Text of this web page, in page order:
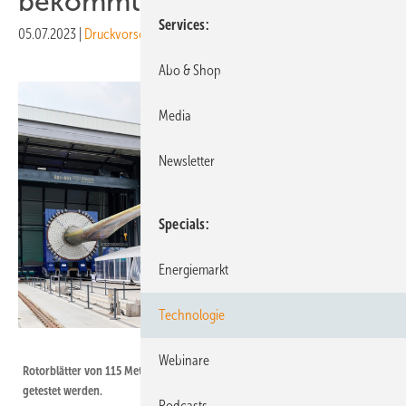
05.07.2023 Druckvorschau
Rotorblätter von 115 Metern Länge und mehr können in Bremerhaven
getestet werden.
Services
Abo & Shop
Media
Newsletter
Specials
Energiemarkt
Technologie
Webinare